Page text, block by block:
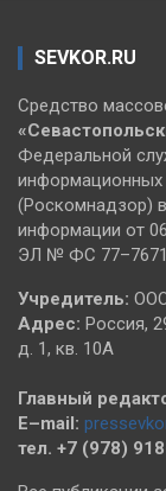
SEVKOR.RU
Средство
Федеральной
информационных
(Роскомнадзор)
информации от
ЭЛ № ФС
Учредитель:
Адрес: Россия,
д. 1, кв. 10А
Главный
E–mail:
тел. +7 (978)